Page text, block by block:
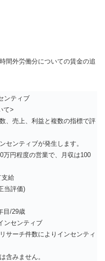
間外労働分についての賃金の追
ンティブ
て>
、売上、利益と複数の指標で評
センティブが発生します。
万円程度の営業で、月収は100
給
当評価)
目/29歳
ンセンティブ
ーチ件数によりインセンティ
みません。